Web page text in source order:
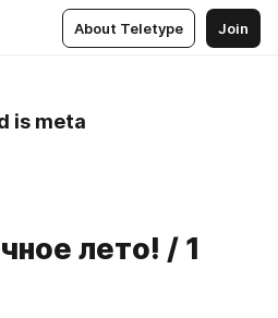
About Teletype Join
is meta
лето! / 1